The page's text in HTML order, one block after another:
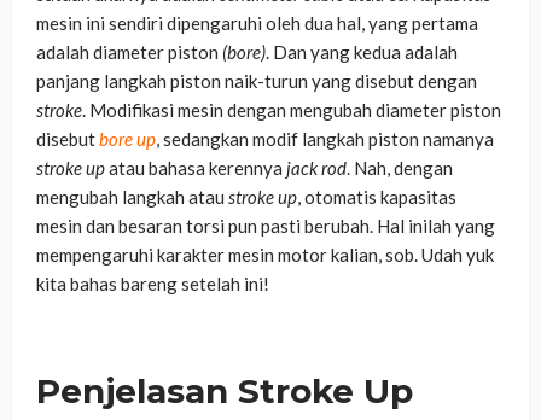
mesin ini sendiri dipengaruhi oleh dua hal, yang pertama
adalah diameter piston (bore). Dan yang kedua adalah
panjang langkah piston naik-turun yang disebut dengan
stroke. Modifikasi mesin dengan mengubah diameter piston
disebutbore up, sedangkan modif langkah piston namanya
stroke upatau bahasa kerennya jack rod. Nah, dengan
mengubah langkah atau stroke up, otomatis kapasitas
mesin dan besaran torsi pun pasti berubah. Hal inilah yang
mempengaruhi karakter mesin motor kalian, sob. Udah yuk
kita bahas bareng setelah ini!
Penjelasan Stroke Up